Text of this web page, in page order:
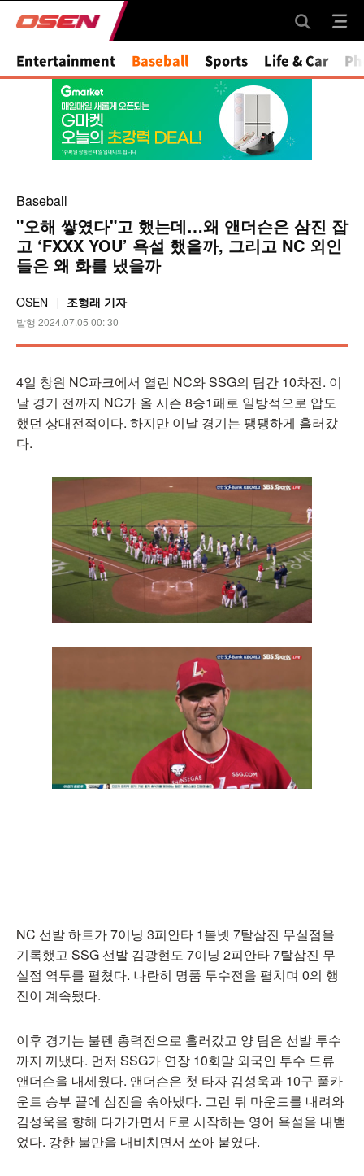
Mute
Entertainment Baseball Sports Life & Car
Baseball
"오해 쌓였다"고 했는데…왜 앤더슨은 삼진 잡
고 ‘FXXX YOU’ 욕설 했을까, 그리고 NC 외인
들은 왜 화를 냈을까
OSEN 조형래 기자
발행 2024.07.05 00: 30
4일 창원 NC파크에서 열린 NC와 SSG의 팀간 10차전. 이
날 경기 전까지 NC가 올 시즌 8승1패로 일방적으로 압도
했던 상대전적이다. 하지만 이날 경기는 팽팽하게 흘러갔
다.
NC 선발 하트가 7이닝 3피안타 1볼넷 7탈삼진 무실점을
기록했고 SSG 선발 김광현도 7이닝 2피안타 7탈삼진 무
실점 역투를 펼쳤다. 나란히 명품 투수전을 펼치며 0의 행
진이 계속됐다.
이후 경기는 불펜 총력전으로 흘러갔고 양 팀은 선발 투수
까지 꺼냈다. 먼저 SSG가 연장 10회말 외국인 투수 드류
앤더슨을 내세웠다. 앤더슨은 첫 타자 김성욱과 10구 풀카
운트 승부 끝에 삼진을 솎아냈다. 그런 뒤 마운드를 내려와
김성욱을 향해 다가가면서 F로 시작하는 영어 욕설을 내뱉
었다. 강한 불만을 내비치면서 쏘아 붙였다.